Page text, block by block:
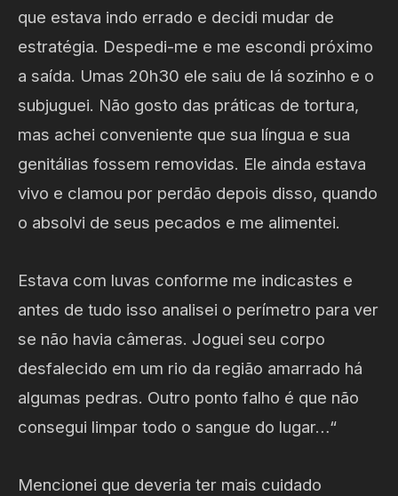
que estava indo errado e decidi mudar de
estratégia. Despedi-me e me escondi próximo
a saída. Umas 20h30 ele saiu de lá sozinho e o
subjuguei. Não gosto das práticas de tortura,
mas achei conveniente que sua língua e sua
genitálias fossem removidas. Ele ainda estava
vivo e clamou por perdão depois disso, quando
o absolvi de seus pecados e me alimentei.
Estava com luvas conforme me indicastes e
antes de tudo isso analisei o perímetro para ver
se não havia câmeras. Joguei seu corpo
desfalecido em um rio da região amarrado há
algumas pedras. Outro ponto falho é que não
consegui limpar todo o sangue do lugar…“
Mencionei que deveria ter mais cuidado